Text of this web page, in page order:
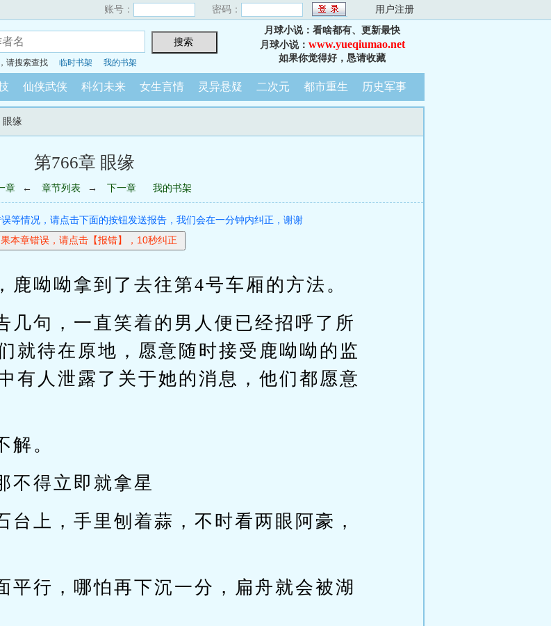
账号： 密码： 用户注册
请搜索查找 临时书架 我的书架
月球小说：看啥都有、更新最快
月球小说： www.yueqiumao.net
如果你觉得好，恳请收藏
仙侠武侠 科幻未来 女生言情 灵异悬疑 二次元 都市重生 历史军事
眼缘
第766章 眼缘
章 ← 章节列表 → 下一章 我的书架
等情况，请点击下面的按钮发送报告，我们会在一分钟内纠正，谢谢
呦呦拿到了去往第4号车厢的方法。
几句，一直笑着的男人便已经招呼了所
就待在原地，愿意随时接受鹿呦呦的监
有人泄露了关于她的消息，他们都愿意
解。
不得立即就拿星
台上，手里刨着蒜，不时看两眼阿豪，
平行，哪怕再下沉一分，扁舟就会被湖